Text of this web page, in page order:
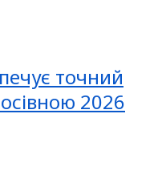
точний
2026